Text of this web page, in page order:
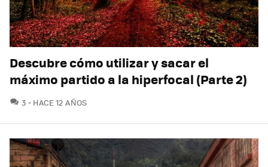
Descubre cómo utilizar y sacar el
máximo partido a la hiperfocal (Parte 2)
3 COMENTARIOS
HACE 12 AÑOS